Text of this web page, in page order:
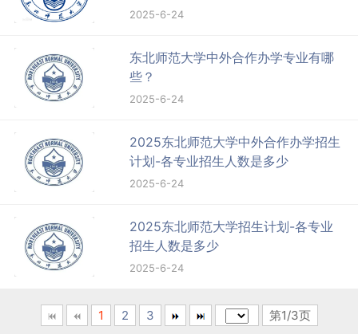
2025-6-24
东北师范大学中外合作办学专业有哪
些？
2025-6-24
2025东北师范大学中外合作办学招生
计划-各专业招生人数是多少
2025-6-24
2025东北师范大学招生计划-各专业
招生人数是多少
2025-6-24
1 2 3 第1/3页